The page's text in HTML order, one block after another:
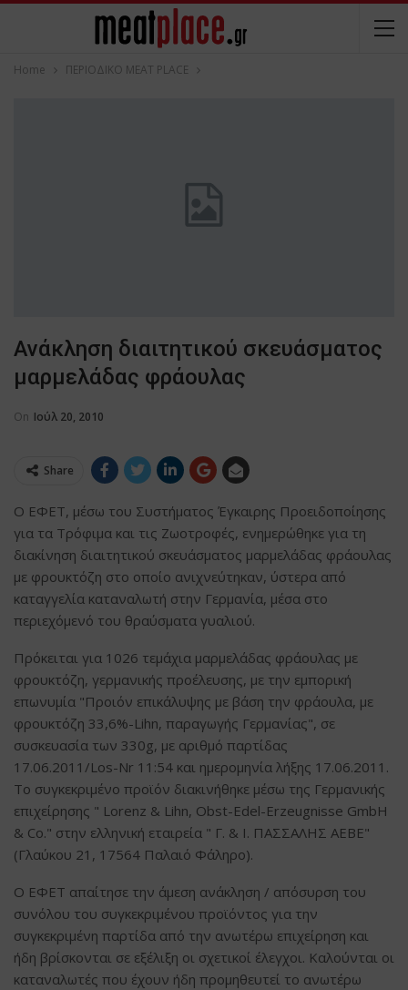
Home ΠΕΡΙΟΔΙΚΟ ΜΕΑΤ PLACE
Ανάκληση διαιτητικού σκευάσματος
μαρμελάδας φράουλας
On Ιούλ 20, 2010
Share
Ο ΕΦΕΤ, μέσω του Συστήματος Έγκαιρης Προειδοποίησης
για τα Τρόφιμα και τις Ζωοτροφές, ενημερώθηκε για τη
διακίνηση διαιτητικού σκευάσματος μαρμελάδας φράουλας
με φρουκτόζη στο οποίο ανιχνεύτηκαν, ύστερα από
καταγγελία καταναλωτή στην Γερμανία, μέσα στο
περιεχόμενό του θραύσματα γυαλιού.
Πρόκειται για 1026 τεμάχια μαρμελάδας φράουλας με
φρουκτόζη, γερμανικής προέλευσης, με την εμπορική
επωνυμία "Προιόν επικάλυψης με βάση την φράουλα, με
φρουκτόζη 33,6%-Lihn, παραγωγής Γερμανίας", σε
συσκευασία των 330g, με αριθμό παρτίδας
17.06.2011/Los-Nr 11:54 και ημερομηνία λήξης 17.06.2011.
Το συγκεκριμένο προϊόν διακινήθηκε μέσω της Γερμανικής
επιχείρησης " Lorenz & Lihn, Obst-Edel-Erzeugnisse GmbH
& Co." στην ελληνική εταιρεία " Γ. & Ι. ΠΑΣΣΑΛΗΣ ΑΕΒΕ"
(Γλαύκου 21, 17564 Παλαιό Φάληρο).
Ο ΕΦΕΤ απαίτησε την άμεση ανάκληση / απόσυρση του
συνόλου του συγκεκριμένου προϊόντος για την
συγκεκριμένη παρτίδα από την ανωτέρω επιχείρηση και
ήδη βρίσκονται σε εξέλιξη οι σχετικοί έλεγχοι. Καλούνται οι
καταναλωτές που έχουν ήδη προμηθευτεί το ανωτέρω